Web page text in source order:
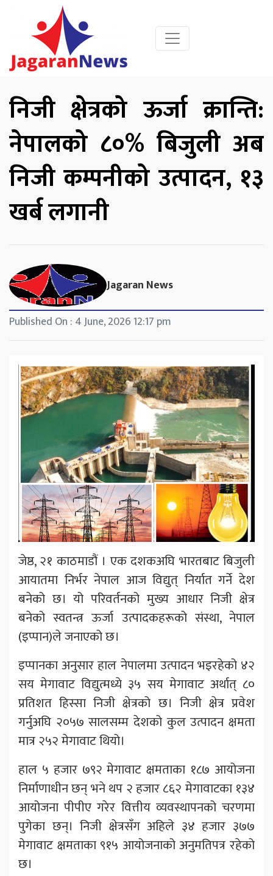
निजी क्षेत्रको ऊर्जा क्रान्ति:
नेपालको ८०% बिजुली अब
निजी कम्पनीको उत्पादन, १३
खर्ब लगानी
Jagaran News
Published On : 4 June, 2026 12:17 pm
जेष्ठ, २१ काठमाडौं । एक दशकअघि भारतबाट बिजुली
आयातमा निर्भर नेपाल आज विद्युत् निर्यात गर्ने देश
बनेको छ। यो परिवर्तनको मुख्य आधार निजी क्षेत्र
बनेको स्वतन्त्र ऊर्जा उत्पादकहरूको संस्था, नेपाल
(इप्पान)ले जनाएको छ।
इप्पानका अनुसार हाल नेपालमा उत्पादन भइरहेको ४२
सय मेगावाट विद्युत्मध्ये ३५ सय मेगावाट अर्थात् ८०
प्रतिशत हिस्सा निजी क्षेत्रको छ। निजी क्षेत्र प्रवेश
गर्नुअघि २०५७ सालसम्म देशको कुल उत्पादन क्षमता
मात्र २५२ मेगावाट थियो।
हाल ५ हजार ७९२ मेगावाट क्षमताका १८७ आयोजना
निर्माणाधीन छन् भने थप २ हजार ८६२ मेगावाटका १३४
आयोजना पीपीए गरेर वित्तीय व्यवस्थापनको चरणमा
पुगेका छन्। निजी क्षेत्रसँग अहिले ३४ हजार ३७७
मेगावाट क्षमताका ९१५ आयोजनाको अनुमतिपत्र रहेको
छ।